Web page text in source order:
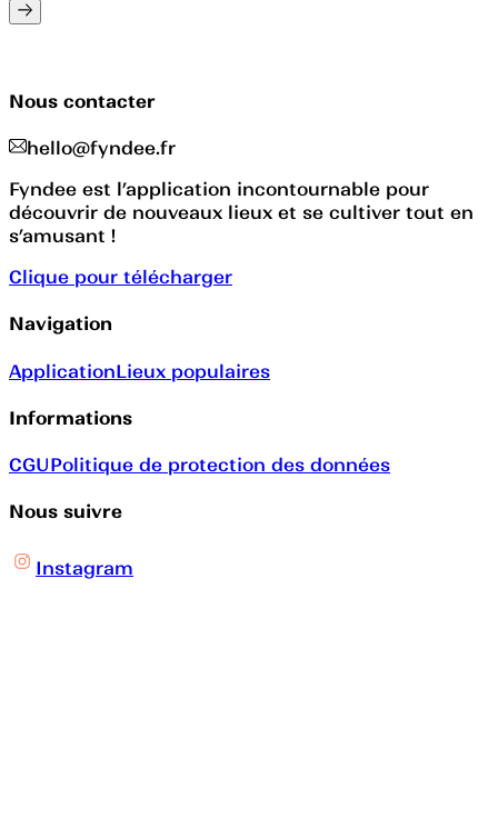
Nous contacter
hello@fyndee.fr
Fyndee est l’application incontournable pour
découvrir de nouveaux lieux et se cultiver tout en
s’amusant !
Clique pour télécharger
Navigation
ApplicationLieux populaires
Informations
CGUPolitique de protection des données
Nous suivre
Instagram